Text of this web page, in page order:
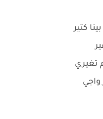
كتير
تغيري
واجي